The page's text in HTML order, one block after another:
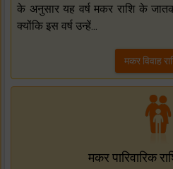
के अनुसार यह वर्ष मकर राशि के
क्योंकि इस वर्ष उन्हें...
मकर विवाह
मकर पारिवारिक